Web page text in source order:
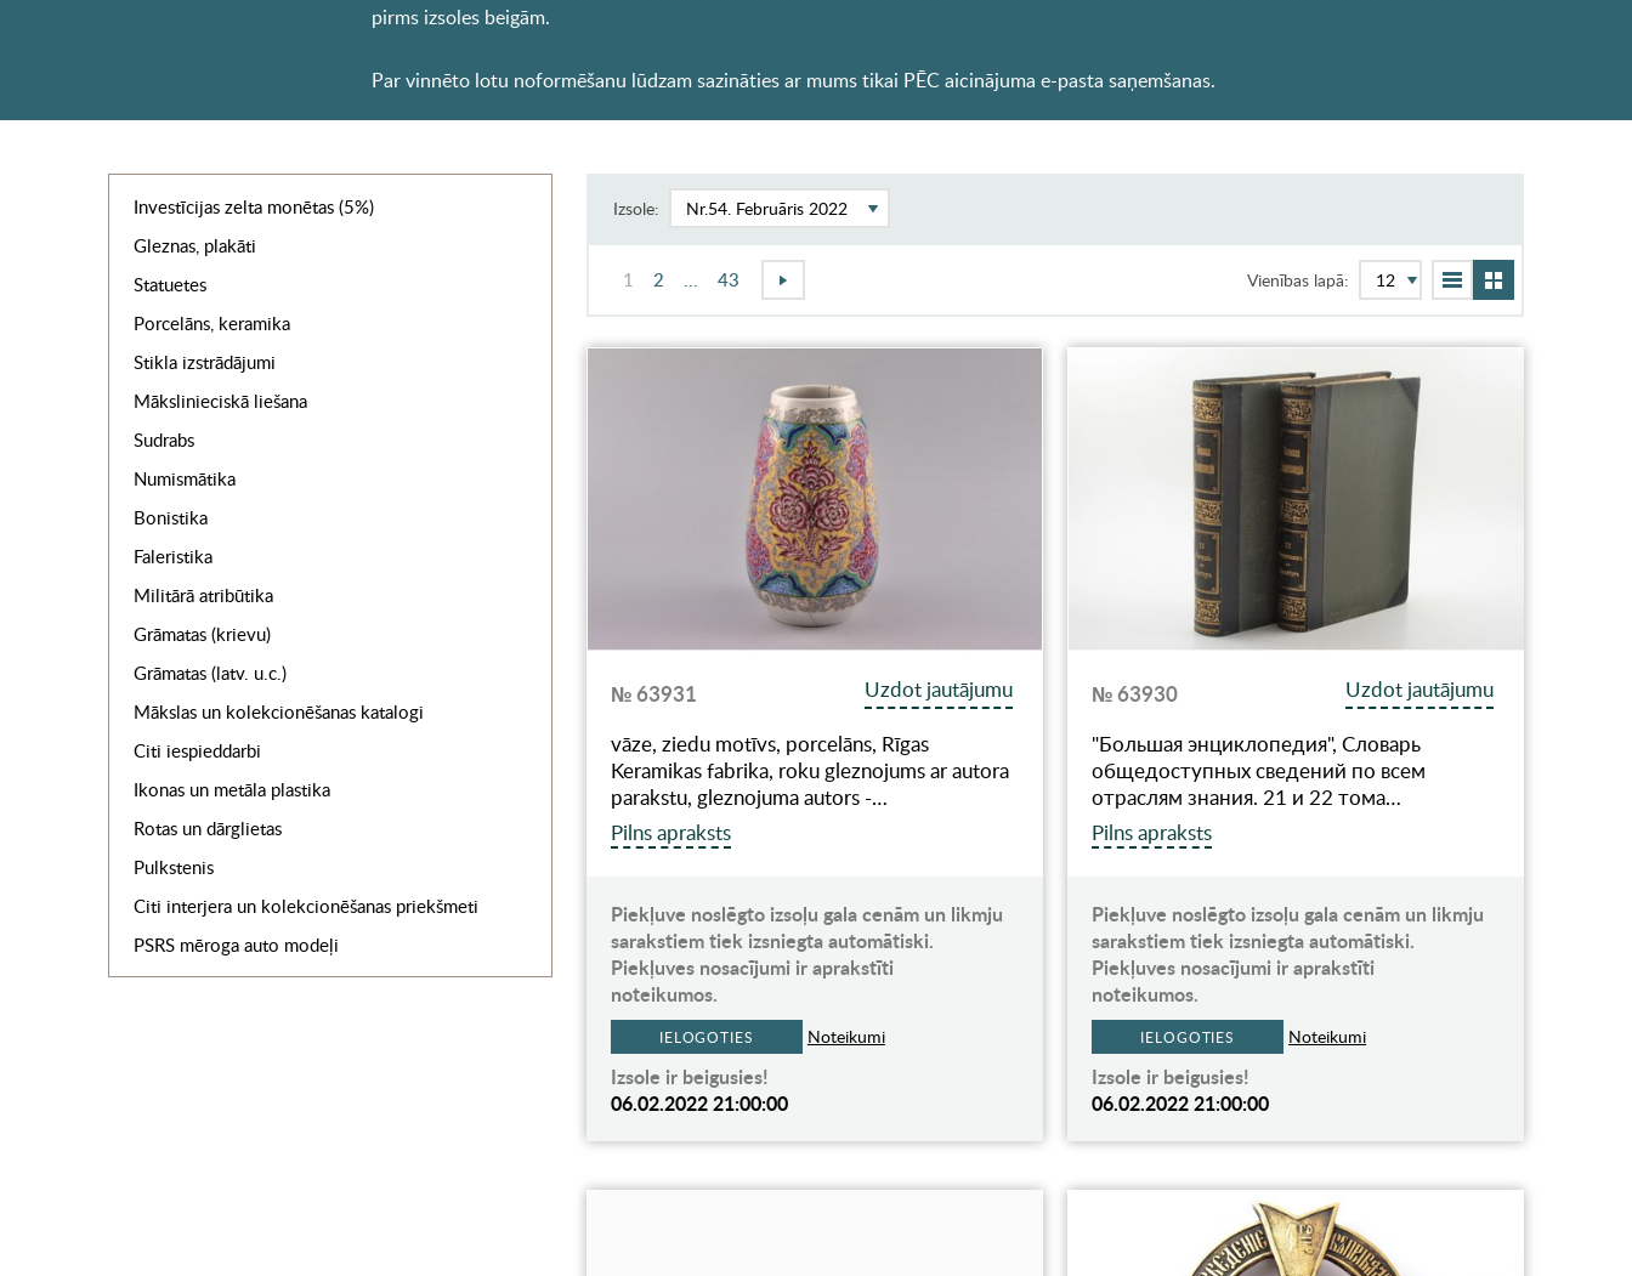
pirms izsoles beigām.
Par vinnēto lotu noformēšanu lūdzam sazināties ar mums tikai PĒC aicinājuma e-pasta saņemšanas.
Investīcijas zelta monētas (5%)
Gleznas, plakāti
Statuetes
Porcelāns, keramika
Stikla izstrādājumi
Mākslinieciskā liešana
Sudrabs
Numismātika
Bonistika
Faleristika
Militārā atribūtika
Grāmatas (krievu)
Grāmatas (latv. u.c.)
Mākslas un kolekcionēšanas katalogi
Citi iespieddarbi
Ikonas un metāla plastika
Rotas un dārglietas
Pulkstenis
Citi interjera un kolekcionēšanas priekšmeti
PSRS mēroga auto modeļi
Izsole:
1 2 43 Vienības lapā:
№ 63931
Uzdot jautājumu
vāze, ziedu motīvs, porcelāns, Rīgas
Keramikas fabrika, roku gleznojums ar autora
parakstu, gleznojuma autors -…
Pilns apraksts
Piekļuve noslēgto izsoļu gala cenām un likmju
sarakstiem tiek izsniegta automātiski.
Piekļuves nosacījumi ir aprakstīti
noteikumos.
IELOGOTIES Noteikumi
Izsole ir beigusies!
06.02.2022 21:00:00
№ 63930
Uzdot jautājumu
"Большая энциклопедия", Словарь
общедоступных сведений по всем
отраслям знания. 21 и 22 тома…
Pilns apraksts
Piekļuve noslēgto izsoļu gala cenām un likmju
sarakstiem tiek izsniegta automātiski.
Piekļuves nosacījumi ir aprakstīti
noteikumos.
IELOGOTIES Noteikumi
Izsole ir beigusies!
06.02.2022 21:00:00